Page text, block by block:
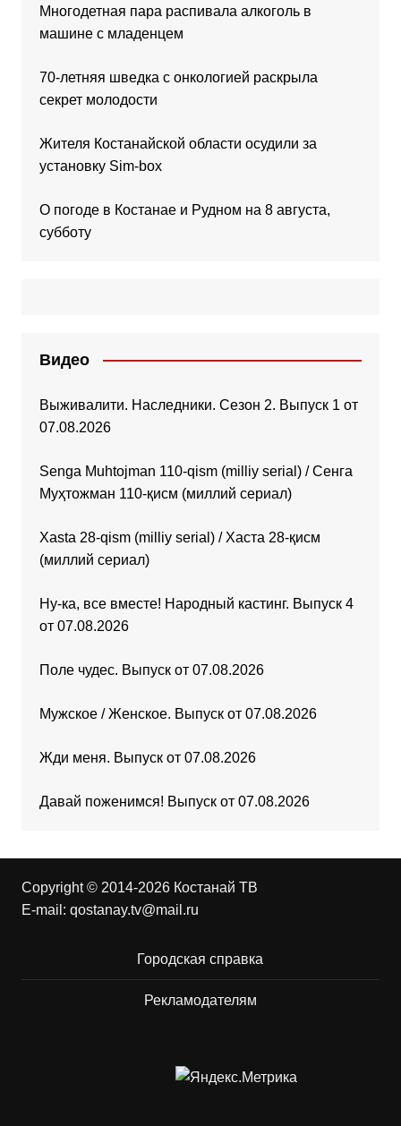
Многодетная пара распивала алкоголь в
машине с младенцем
70-летняя шведка с онкологией раскрыла
секрет молодости
Жителя Костанайской области осудили за
установку Sim-box
О погоде в Костанае и Рудном на 8 августа,
субботу
Видео
Выживалити. Наследники. Сезон 2. Выпуск 1 от
07.08.2026
Senga Muhtojman 110-qism (milliy serial) / Сенга
Муҳтожман 110-қисм (миллий сериал)
Xasta 28-qism (milliy serial) / Хаста 28-қисм
(миллий сериал)
Ну-ка, все вместе! Народный кастинг. Выпуск 4
от 07.08.2026
Поле чудес. Выпуск от 07.08.2026
Мужское / Женское. Выпуск от 07.08.2026
Жди меня. Выпуск от 07.08.2026
Давай поженимся! Выпуск от 07.08.2026
Copyright © 2014-2026 Костанай ТВ
E-mail: qostanay.tv@mail.ru
Городская справка
Рекламодателям